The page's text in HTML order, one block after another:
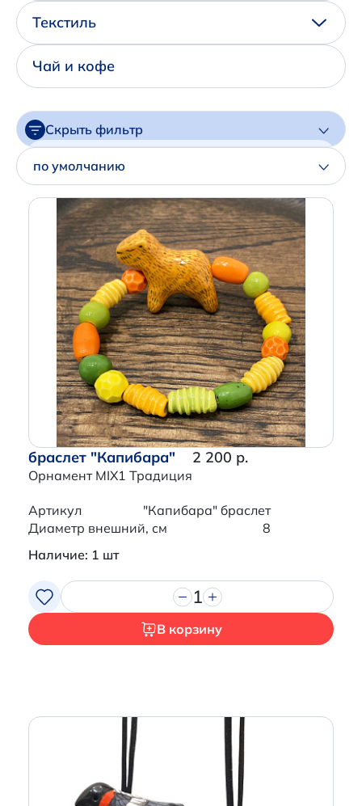
Написать нам в Телеграм
+7 (925) 294-91-85
,
+7 (926) 702-09-76
Текстиль
Чай и кофе
Скрыть фильтр
Артикул
Производитель
по умолчанию
браслет "Капибара"
Орнамент MIX1 Традиция
2 200 р.
Артикул
"Капибара" браслет
Диаметр внешний, см
8
Наличие: 1 шт
1
В корзину